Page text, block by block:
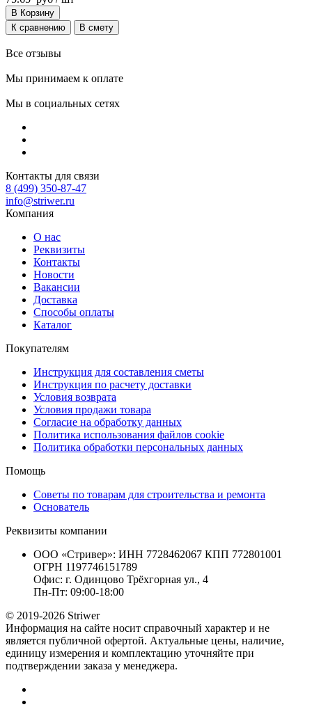
В Корзину
К сравнению
В смету
Все отзывы
Мы принимаем к оплате
Мы в социальных сетях
Контакты для связи
8 (499) 350-87-47
info@striwer.ru
Компания
О нас
Реквизиты
Контакты
Новости
Вакансии
Доставка
Способы оплаты
Каталог
Покупателям
Инструкция для составления сметы
Инструкция по расчету доставки
Условия возврата
Условия продажи товара
Согласие на обработку данных
Политика использования файлов cookie
Политика обработки персональных данных
Помощь
Советы по товарам для строительства и ремонта
Основатель
Реквизиты компании
ООО «Стривер»: ИНН 7728462067 КПП 772801001
ОГРН 1197746151789
Офис: г. Одинцово Трёхгорная ул., 4
Пн-Пт: 09:00-18:00
© 2019-2026 Striwer
Информация на сайте носит справочный характер и не
является публичной офертой. Актуальные цены, наличие,
единицу измерения и комплектацию уточняйте при
подтверждении заказа у менеджера.